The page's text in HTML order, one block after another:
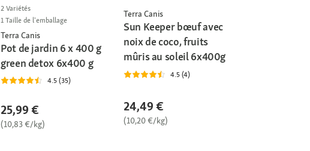
2 Variétés
1 Taille de l'emballage
Terra Canis
Pot de jardin 6 x 400 g
green detox 6x400 g
4.5 (35)
25,99 €
(10,83 €/kg)
Terra Canis
Sun Keeper bœuf avec
noix de coco, fruits
mûris au soleil 6x400g
4.5 (4)
24,49 €
(10,20 €/kg)